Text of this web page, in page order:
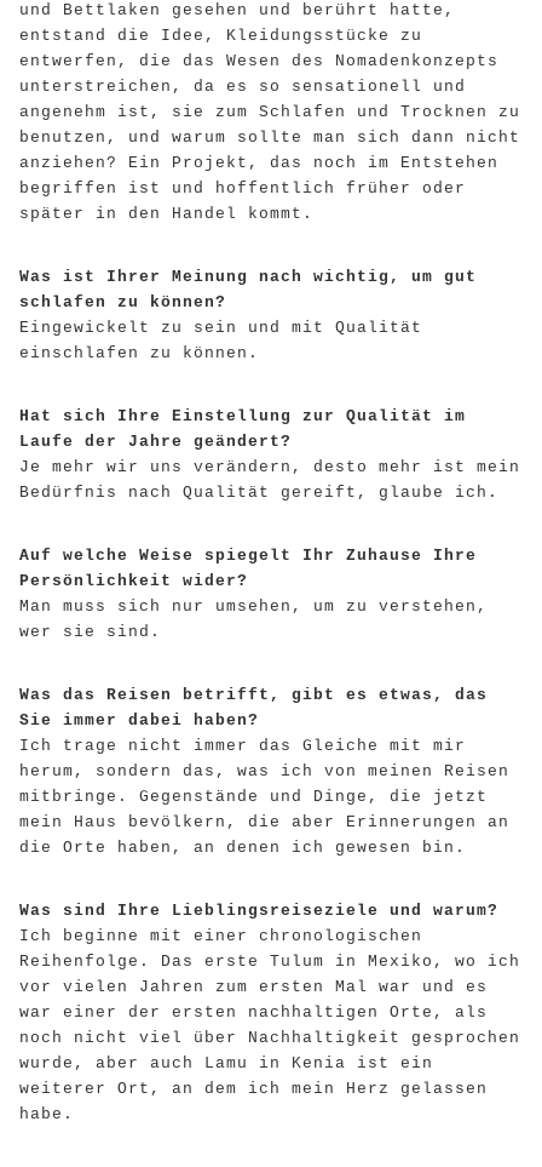
und Bettlaken gesehen und berührt hatte,
entstand die Idee, Kleidungsstücke zu
entwerfen, die das Wesen des Nomadenkonzepts
unterstreichen, da es so sensationell und
angenehm ist, sie zum Schlafen und Trocknen zu
benutzen, und warum sollte man sich dann nicht
anziehen? Ein Projekt, das noch im Entstehen
begriffen ist und hoffentlich früher oder
später in den Handel kommt.
Was ist Ihrer Meinung nach wichtig, um gut
schlafen zu können?
Eingewickelt zu sein und mit Qualität
einschlafen zu können.
Hat sich Ihre Einstellung zur Qualität im
Laufe der Jahre geändert?
Je mehr wir uns verändern, desto mehr ist mein
Bedürfnis nach Qualität gereift, glaube ich.
Auf welche Weise spiegelt Ihr Zuhause Ihre
Persönlichkeit wider?
Man muss sich nur umsehen, um zu verstehen,
wer sie sind.
Was das Reisen betrifft, gibt es etwas, das
Sie immer dabei haben?
Ich trage nicht immer das Gleiche mit mir
herum, sondern das, was ich von meinen Reisen
mitbringe. Gegenstände und Dinge, die jetzt
mein Haus bevölkern, die aber Erinnerungen an
die Orte haben, an denen ich gewesen bin.
Was sind Ihre Lieblingsreiseziele und warum?
Ich beginne mit einer chronologischen
Reihenfolge. Das erste Tulum in Mexiko, wo ich
vor vielen Jahren zum ersten Mal war und es
war einer der ersten nachhaltigen Orte, als
noch nicht viel über Nachhaltigkeit gesprochen
wurde, aber auch Lamu in Kenia ist ein
weiterer Ort, an dem ich mein Herz gelassen
habe.